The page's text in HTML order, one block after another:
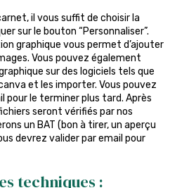
il vous suffit de choisir la
sur le bouton “Personnaliser”.
graphique vous permet d’ajouter
Vous pouvez également
sur des logiciels tels que
et les importer. Vous pouvez
le terminer plus tard. Après
seront vérifiés par nos
un BAT (bon à tirer, un aperçu
devrez valider par email pour
techniques :